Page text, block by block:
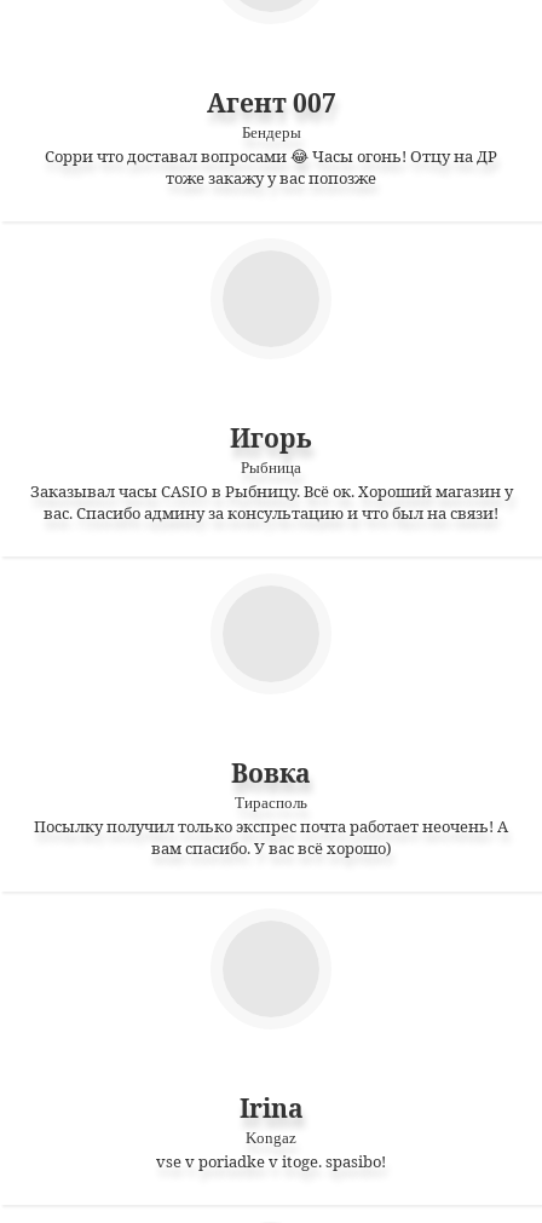
Агент 007
Бендеры
Сорри что доставал вопросами 😂 Часы огонь! Отцу на ДР
тоже закажу у вас попозже
Игорь
Рыбница
Заказывал часы CASIO в Рыбницу. Всё ок. Хороший магазин у
вас. Спасибо админу за консультацию и что был на связи!
Вовка
Тирасполь
Посылку получил только экспрес почта работает неочень! А
вам спасибо. У вас всё хорошо)
Irina
Kongaz
vse v poriadke v itoge. spasibo!